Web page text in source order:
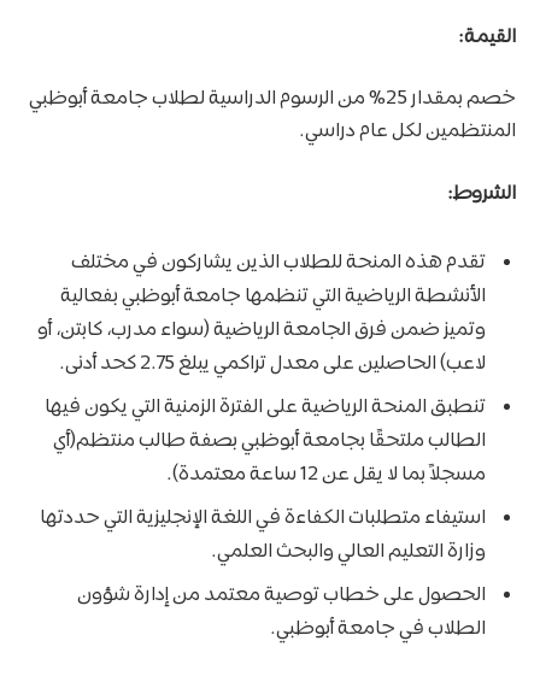
القيمة:
خصم بمقدار 25% من الرسوم الدراسية لطلاب جامعة أبوظبي
المنتظمين لكل عام دراسي.
الشروط:
تقدم هذه المنحة للطلاب الذين يشاركون في مختلف
الأنشطة الرياضية التي تنظمها جامعة أبوظبي بفعالية
وتميز ضمن فرق الجامعة الرياضية (سواء مدرب، كابتن، أو
لاعب) الحاصلين على معدل تراكمي يبلغ 2.75 كحد أدنى.
تنطبق المنحة الرياضية على الفترة الزمنية التي يكون فيها
الطالب ملتحقًا بجامعة أبوظبي بصفة طالب منتظم(أي
مسجلاً بما لا يقل عن 12 ساعة معتمدة).
استيفاء متطلبات الكفاءة في اللغة الإنجليزية التي حددتها
وزارة التعليم العالي والبحث العلمي.
الحصول على خطاب توصية معتمد من إدارة شؤون
الطلاب في جامعة أبوظبي.